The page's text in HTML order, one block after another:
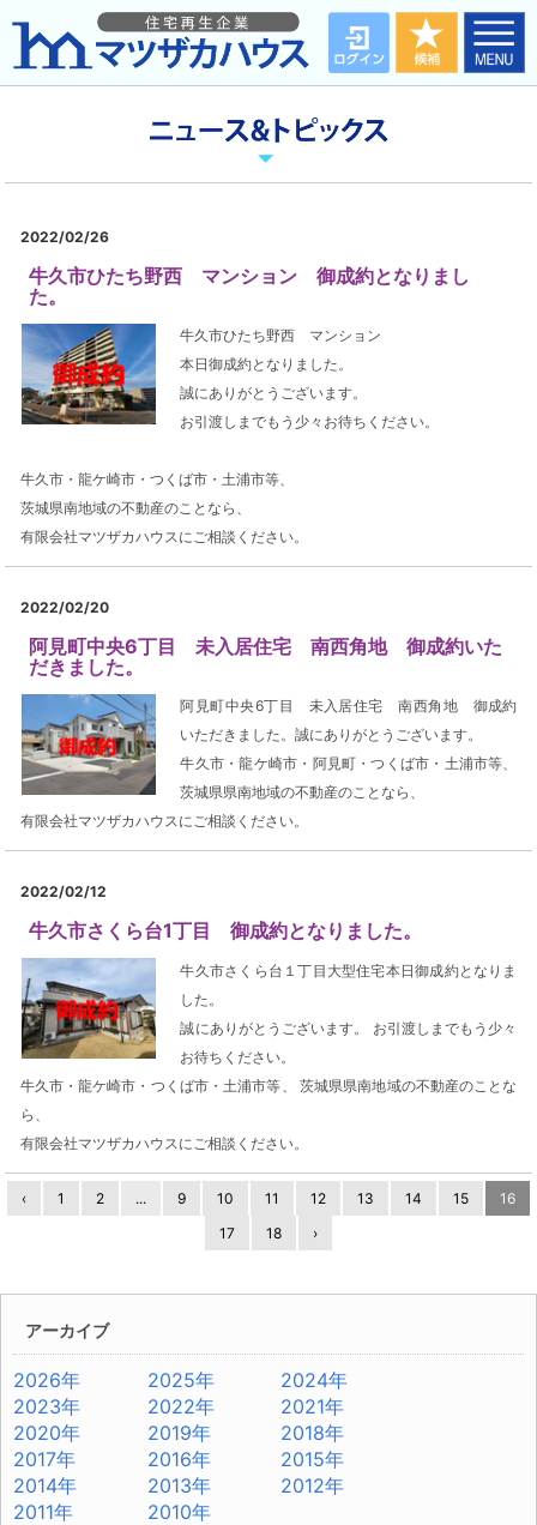
2022/02/26
牛久市ひたち野西 マンション 御成約となりまし
た。
牛久市ひたち野西 マンション
本日御成約となりました。
誠にありがとうございます。
お引渡しまでもう少々お待ちください。
牛久市・龍ケ崎市・つくば市・土浦市等、
茨城県南地域の不動産のことなら、
有限会社マツザカハウスにご相談ください。
2022/02/20
阿見町中央6丁目 未入居住宅 南西角地 御成約いた
だきました。
阿見町中央6丁目 未入居住宅 南西角地 御成約
いただきました。誠にありがとうございます。
牛久市・龍ケ崎市・阿見町・つくば市・土浦市等、
茨城県県南地域の不動産のことなら、
有限会社マツザカハウスにご相談ください。
2022/02/12
牛久市さくら台1丁目 御成約となりました。
牛久市さくら台１丁目大型住宅本日御成約となりま
した。
誠にありがとうございます。 お引渡しまでもう少々
お待ちください。
牛久市・龍ケ崎市・つくば市・土浦市等、 茨城県県南地域の不動産のことな
ら、
有限会社マツザカハウスにご相談ください。
‹ 1 2 ... 9 10 11 12 13 14 15
16
17
18 ›
アーカイブ
2026年 2025年
2024年
2023年
2022年
2021年
2020年
2019年
2018年
2017年
2016年
2015年
2014年
2013年
2012年
2011年
2010年